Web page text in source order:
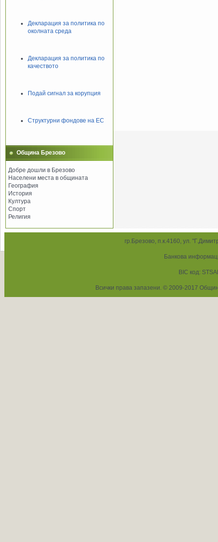
Декларация за политика по
околната среда
Декларация за политика по
качеството
Подай сигнал за корупция
Структурни фондове на ЕС
Община Брезово
Добре дошли в Брезово
Населени места в общината
География
История
Култура
Спорт
Религия
гр.Брезово, п.к.4160, ул.
Банкова
BIC код:
Всички права запазени. © 2009-2017